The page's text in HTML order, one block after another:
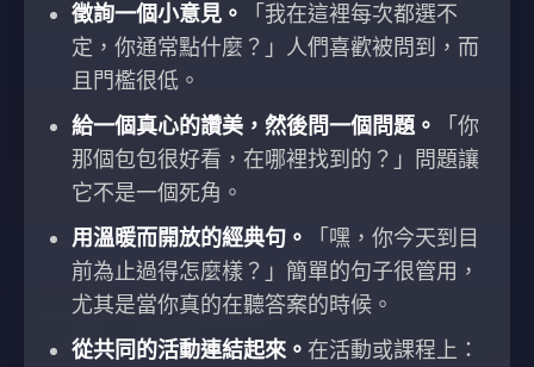
徵詢一個小意見。
「我在這裡每次都選不
定，你通常點什麼？」人們喜歡被問到，而
且門檻很低。
給一個真心的讚美，然後問一個問題。
「你
那個包包很好看，在哪裡找到的？」問題讓
它不是一個死角。
用溫暖而開放的經典句。
「嘿，你今天到目
前為止過得怎麼樣？」簡單的句子很管用，
尤其是當你真的在聽答案的時候。
從共同的活動連結起來。 在活動或課程上：